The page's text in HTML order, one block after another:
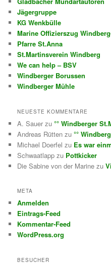
Jägergruppe
KG Wenkbülle
Marine Offizierszug
Pfarre St.Anna
St.Martinsverein Windberg
We can help – BSV
Windberger Borussen
Windberger Mühle
NEUESTE KOMMENTARE
A. Sauer zu°° Windberger
Andreas Rütten zu°°
Michael Doerfel zu Es war
Schwaatlapp zu Pottkicker
Die Sabine von der Marine zu
META
Anmelden
Eintrags-Feed
Kommentar-Feed
WordPress.org
BESUCHER